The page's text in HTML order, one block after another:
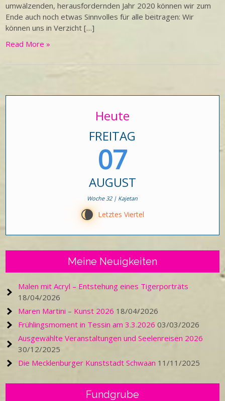
umwälzenden, herausfordernden Jahr 2020 können wir zum
Ende auch noch etwas Sinnvolles für alle beitragen: Wir
können uns in Verzicht […]
Read More »
Heute
FREITAG
07
AUGUST
Woche 32 | Kajetan
V Letztes Viertel
Meine Neuigkeiten
Malen mit Acryl – Entstehung eines Tigerporträts
18/04/2026
Maren Martini – Kunst 2026 18/04/2026
Frühlingsmoment in Tessin am 3.3.2026 03/03/2026
Ausgewählte Veranstaltungen und Seelenreisen 2026
30/12/2025
Die Mecklenburger Kunststadt Schwaan 11/11/2025
Fundgrube